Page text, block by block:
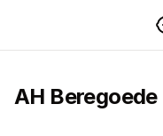
AH Beregoede